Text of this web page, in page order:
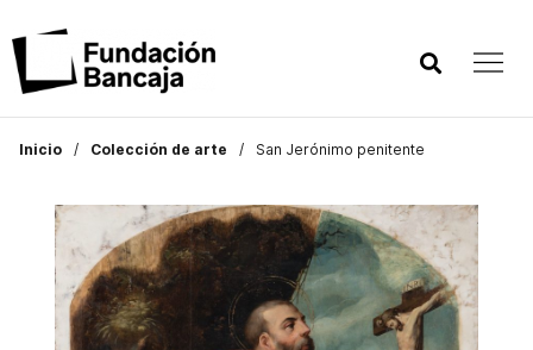
Inicio Colección de arte San Jerónimo penitente